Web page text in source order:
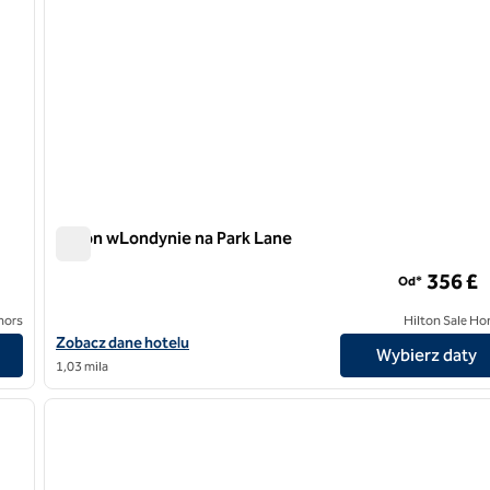
Hilton wLondynie na Park Lane
Zobacz szczegóły hotelu London Hilton na Park Lane
Zobacz dane hotelu
1,03 mila
Od* 356 £
Hilton Sale
Wybierz daty
12
następny obraz
1
1 z 12